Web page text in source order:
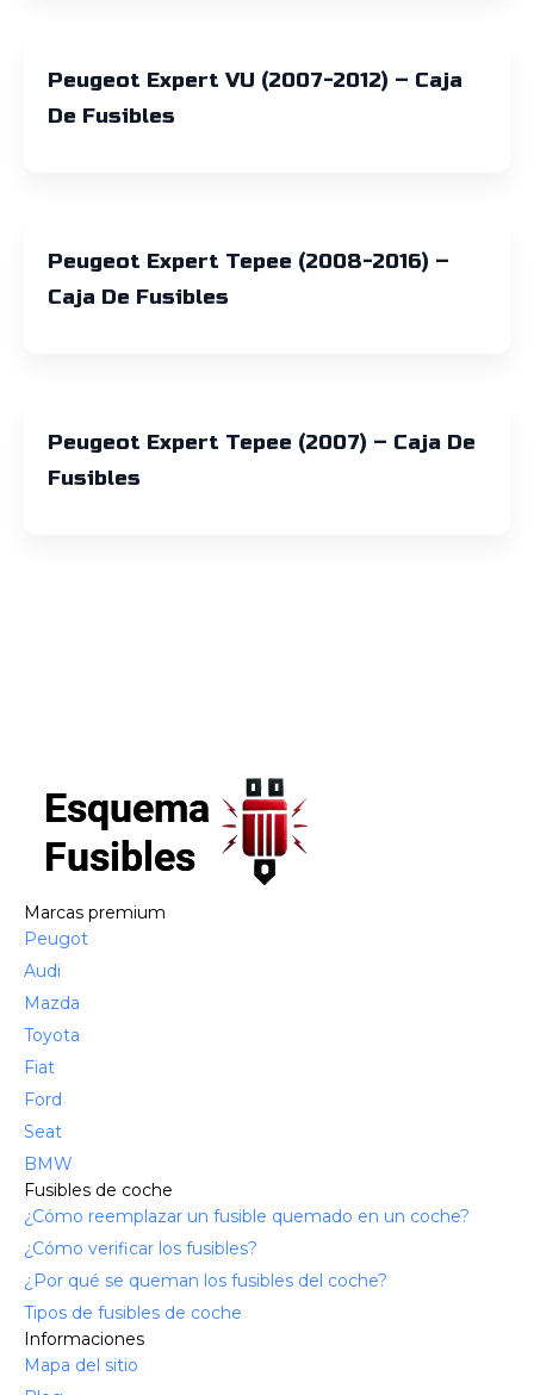
Peugeot Expert VU (2007-2012) – Caja
De Fusibles
Peugeot Expert Tepee (2008-2016) –
Caja De Fusibles
Peugeot Expert Tepee (2007) – Caja De
Fusibles
Marcas premium
Peugot
Audi
Mazda
Toyota
Fiat
Ford
Seat
BMW
Fusibles de coche
¿Cómo reemplazar un fusible quemado en un coche?
¿Cómo verificar los fusibles?
¿Por qué se queman los fusibles del coche?
Tipos de fusibles de coche
Informaciones
Mapa del sitio